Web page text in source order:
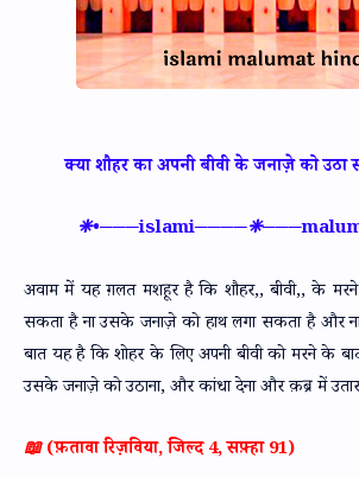
क्या शौहर का अपनी बीवी के जनाज़े को उठा
अवाम में यह ग़लत मशहूर है कि शौहर,, बीवी,, के
सकता है ना उसके जनाज़े को हाथ लगा सकता है और
बात यह है कि शोहर के लिए अपनी बीवी को मरने के
उसके जनाज़े को उठाना, और कांधा देना और क़ब्र में
📖 (फ़तावा रिज़विया, जिल्द 4, सफ़्हा 91)